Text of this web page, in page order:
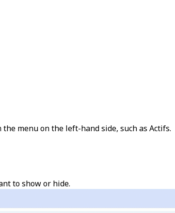
menu on the left-hand side, such as Actifs.
to show or hide.